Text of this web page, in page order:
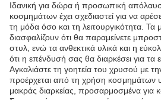
Ιδανική για δώρα ή προσωπική
κοσμημάτων έχει σχεδιαστεί για να
τη μόδα όσο και τη λειτουργικότητα. Τα
διασφαλίζουν ότι θα παραμείνετε
στυλ, ενώ τα ανθεκτικά υλικά και η
ότι η επένδυσή σας θα διαρκέσει για τα
Αγκαλιάστε τη γοητεία του χρυσού με
προέρχεται από τη χρήση κοσμημάτων
μακράς διαρκείας, προσαρμοσμένα για